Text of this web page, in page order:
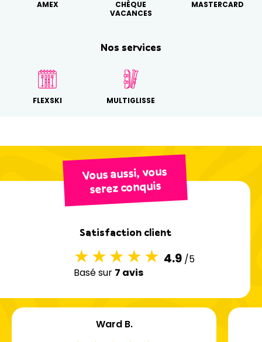
AMEX
CHÈQUE
VACANCES
MASTERCARD
Nos services
FLEXSKI MULTIGLISSE
Vous aussi, vous
serez conquis
Satisfaction client
4.9 /5
Basé sur 7 avis
Ward B.